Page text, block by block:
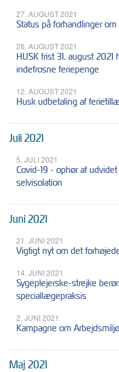
27. AUGUST 2021
Status på forhandlinger
26. AUGUST 2021
HUSK frist 31. august
indefrosne feriepenge
12. AUGUST 2021
Husk udbetaling af
Juli 2021
5. JULI 2021
Covid-19 - ophør af
selvisolation
Juni 2021
21. JUNI 2021
Vigtigt nyt om det
14. JUNI 2021
Sygeplejerske-strejke
speciallægepraksis
2. JUNI 2021
Kampagne om
Maj 2021